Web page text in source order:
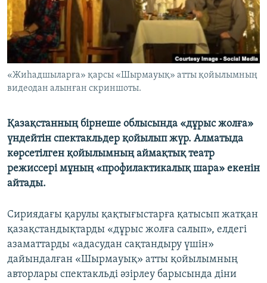
ЖАЗЫЛЫҢЫЗ
Басқа тілдерде
«Жиһадшыларға» қарсы «Шырмауық» атты қойылымның
видеодан алынған скриншоты.
Қазақстанның бірнеше облысында «дұрыс жолға»
үндейтін спектакльдер қойылып жүр. Алматыда
көрсетілген қойылымның аймақтық театр
режиссері мұның «профилактикалық шара» екенін
айтады.
Сириядағы қарулы қақтығыстарға қатысып жатқан
қазақстандықтарды «дұрыс жолға салып», елдегі
азаматтарды «адасудан сақтандыру үшін»
дайындалған «Шырмауық» атты қойылымның
авторлары спектакльді әзірлеу барысында діни